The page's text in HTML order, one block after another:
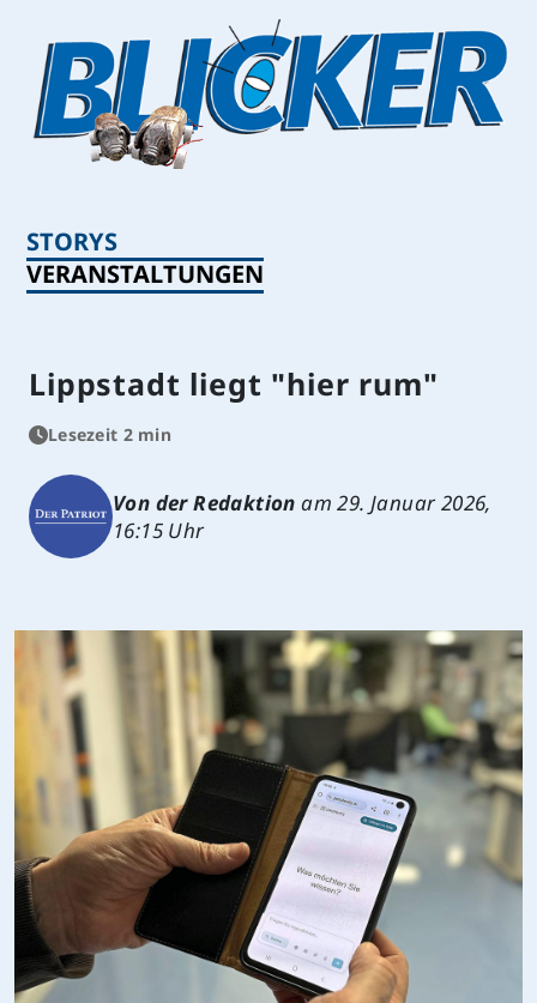
STORYS
VERANSTALTUNGEN
Lippstadt liegt "hier rum"
Lesezeit 2 min
Von der Redaktion am29. Januar 2026,
16:15 Uhr